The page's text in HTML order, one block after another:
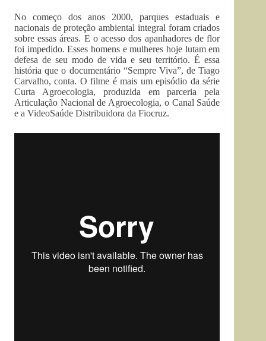
No começo dos anos 2000, parques estaduais e
nacionais de proteção ambiental integral foram criados
sobre essas áreas. E o acesso dos apanhadores de flor
foi impedido. Esses homens e mulheres hoje lutam em
defesa de seu modo de vida e seu território. É essa
história que o documentário “Sempre Viva”, de Tiago
Carvalho, conta. O filme é mais um episódio da série
Curta Agroecologia, produzida em parceria pela
Articulação Nacional de Agroecologia, o Canal Saúde
e a VideoSaúde Distribuidora da Fiocruz.